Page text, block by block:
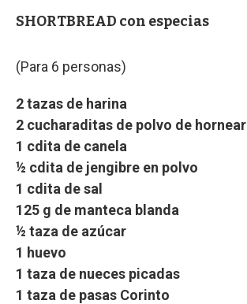
SHORTBREAD con especias
(Para 6 personas)
2 tazas de harina
2 cucharaditas de polvo de hornear
1 cdita de canela
½ cdita de jengibre en polvo
1 cdita de sal
125 g de manteca blanda
½ taza de azúcar
1 huevo
1 taza de nueces picadas
1 taza de pasas Corinto